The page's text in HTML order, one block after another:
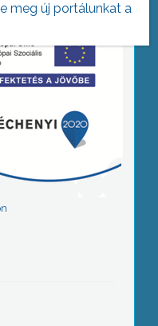
meg új portálunkat a